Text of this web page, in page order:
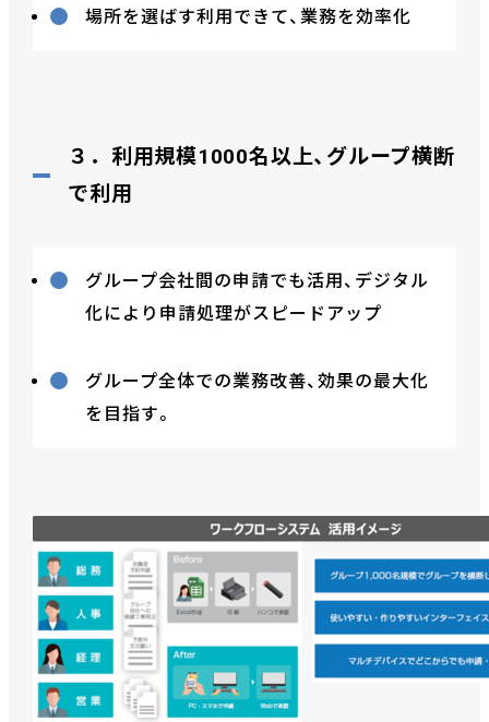
場所を選ばす利用できて、業務を効率化
３．利用規模1000名以上、グループ横断
で利用
グループ会社間の申請でも活用、デジタル
化により申請処理がスピードアップ
グループ全体での業務改善、効果の最大化
を目指す。